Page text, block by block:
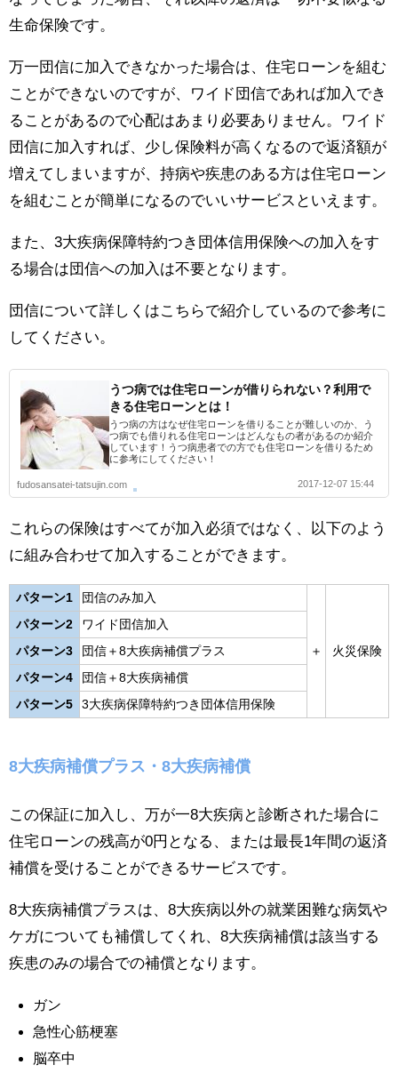
生命保険です。
万一団信に加入できなかった場合は、住宅ローンを組む
ことができないのですが、ワイド団信であれば加入でき
ることがあるので心配はあまり必要ありません。ワイド
団信に加入すれば、少し保険料が高くなるので返済額が
増えてしまいますが、持病や疾患のある方は住宅ローン
を組むことが簡単になるのでいいサービスといえます。
また、3大疾病保障特約つき団体信用保険への加入をす
る場合は団信への加入は不要となります。
団信について詳しくはこちらで紹介しているので参考に
してください。
うつ病では住宅ローンが借りられない？利用で
きる住宅ローンとは！
うつ病の方はなぜ住宅ローンを借りることが難しいのか、う
つ病でも借りれる住宅ローンはどんなもの者があるのか紹介
しています！うつ病患者での方でも住宅ローンを借りるため
に参考にしてください！
fudosansatei-tatsujin.com 2017-12-07 15:44
これらの保険はすべてが加入必須ではなく、以下のよう
に組み合わせて加入することができます。
パターン1 団信のみ加入
＋ 火災保険
パターン2
ワイド団信加入
パターン3
団信＋8大疾病補償プラス
パターン4
団信＋8大疾病補償
パターン5
3大疾病保障特約つき団体信用保険
8大疾病補償プラス・8大疾病補償
この保証に加入し、万が一8大疾病と診断された場合に
住宅ローンの残高が0円となる、または最長1年間の返済
補償を受けることができるサービスです。
8大疾病補償プラスは、8大疾病以外の就業困難な病気や
ケガについても補償してくれ、8大疾病補償は該当する
疾患のみの場合での補償となります。
ガン
急性心筋梗塞
脳卒中